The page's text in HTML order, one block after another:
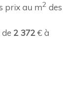
prix au m2 des
2 372€ à